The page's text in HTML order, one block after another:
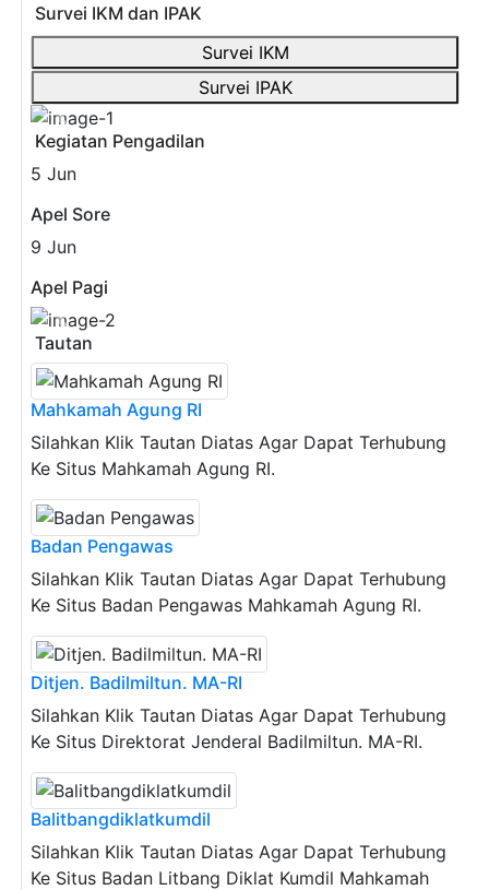
Survei IKM dan IPAK
Survei IKM
Survei IPAK
Previous
Kegiatan Pengadilan
5 Jun
Apel Sore
9 Jun
Apel Pagi
Previous
Tautan
Mahkamah Agung RI
Silahkan Klik Tautan Diatas Agar Dapat Terhubung
Ke Situs Mahkamah Agung RI.
Badan Pengawas
Silahkan Klik Tautan Diatas Agar Dapat Terhubung
Ke Situs Badan Pengawas Mahkamah Agung RI.
Ditjen. Badilmiltun. MA-RI
Silahkan Klik Tautan Diatas Agar Dapat Terhubung
Ke Situs Direktorat Jenderal Badilmiltun. MA-RI.
Balitbangdiklatkumdil
Silahkan Klik Tautan Diatas Agar Dapat Terhubung
Ke Situs Badan Litbang Diklat Kumdil Mahkamah